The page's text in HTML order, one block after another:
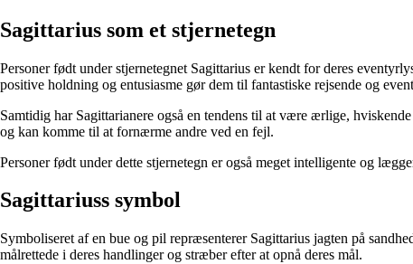
Sagittarius som et stjernetegn
Personer født under stjernetegnet Sagittarius er kendt for deres
positive holdning og entusiasme gør dem til fantastiske rejsende og
Samtidig har Sagittarianere også en tendens til at være ærlige,
og kan komme til at fornærme andre ved en fejl.
Personer født under dette stjernetegn er også meget intelligente og
Sagittariuss symbol
Symboliseret af en bue og pil repræsenterer Sagittarius jagten på
målrettede i deres handlinger og stræber efter at opnå deres mål.